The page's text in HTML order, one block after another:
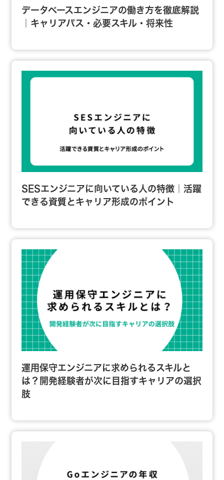
データベースエンジニアの働き方を徹底解説
｜キャリアパス・必要スキル・将来性
SESエンジニアに向いている人の特徴｜活躍
できる資質とキャリア形成のポイント
運用保守エンジニアに求められるスキルと
は？開発経験者が次に目指すキャリアの選択
肢